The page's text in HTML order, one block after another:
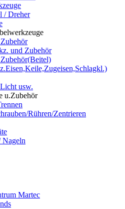
/ Dreher
und Zubehör
usw.
u.Zubehör
Rühren/Zentrieren
Nageln
Martec